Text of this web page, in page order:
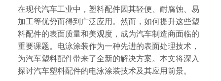
在现代汽车工业中，塑料配件因其轻便、耐腐蚀、易
加工等优势而得到广泛应用。然而，如何提升这些塑
料配件的表面质量和美观度，成为汽车制造商面临的
重要课题。电泳涂装作为一种先进的表面处理技术，
为汽车塑料配件带来了全新的解决方案。本文将深入
探讨汽车塑料配件的电泳涂装技术及其应用前景。